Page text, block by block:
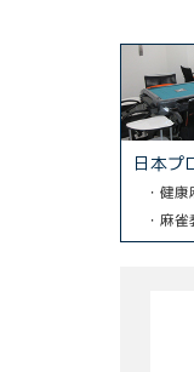
日本プ
・健
・麻